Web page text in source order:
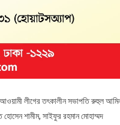
লীগের তৎকালীন সভাপতি রুহুল
শামীম, সাইফুর রহমান মোহাম্মদ